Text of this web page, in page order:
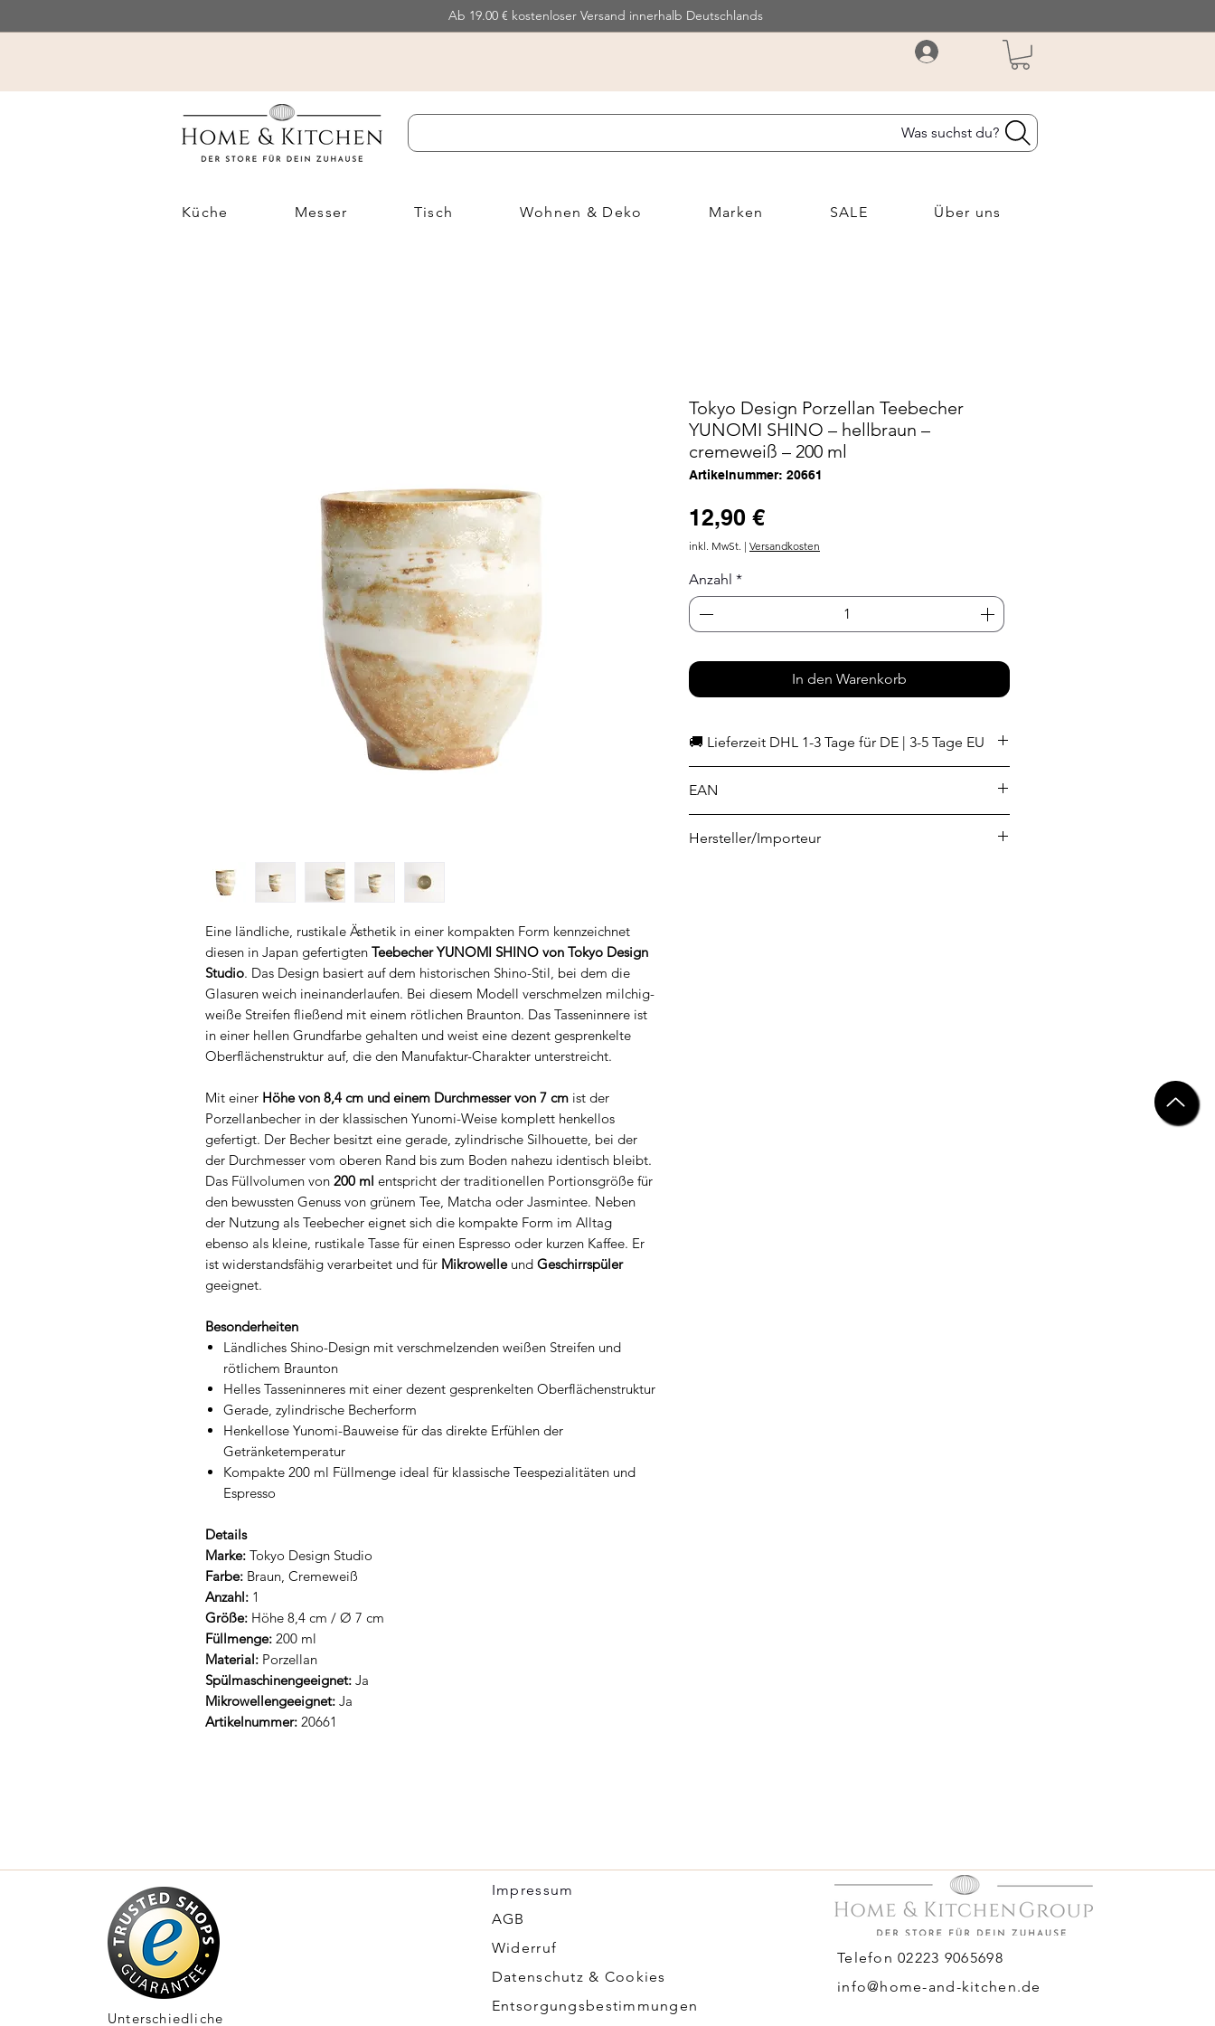
Ab 19.00 € kostenloser Versand innerhalb Deutschlands
Was suchst du?
Küche Messer Tisch Wohnen & Deko Marken SALE Über uns
Eine ländliche, rustikale Ästhetik in einer kompakten Form kennzeichnet
diesen in Japan gefertigten Teebecher YUNOMI SHINO von Tokyo Design
Studio. Das Design basiert auf dem historischen Shino-Stil, bei dem die
Glasuren weich ineinanderlaufen. Bei diesem Modell verschmelzen milchig-
weiße Streifen fließend mit einem rötlichen Braunton. Das Tasseninnere ist
in einer hellen Grundfarbe gehalten und weist eine dezent gesprenkelte
Oberflächenstruktur auf, die den Manufaktur-Charakter unterstreicht.
Mit einer Höhe von 8,4 cm und einem Durchmesser von 7 cm ist der
Porzellanbecher in der klassischen Yunomi-Weise komplett henkellos
gefertigt. Der Becher besitzt eine gerade, zylindrische Silhouette, bei der
der Durchmesser vom oberen Rand bis zum Boden nahezu identisch bleibt.
Das Füllvolumen von 200 ml entspricht der traditionellen Portionsgröße für
den bewussten Genuss von grünem Tee, Matcha oder Jasmintee. Neben
der Nutzung als Teebecher eignet sich die kompakte Form im Alltag
ebenso als kleine, rustikale Tasse für einen Espresso oder kurzen Kaffee. Er
ist widerstandsfähig verarbeitet und für Mikrowelleund Geschirrspüler
geeignet.
Besonderheiten
Ländliches Shino-Design mit verschmelzenden weißen Streifen und
rötlichem Braunton
Helles Tasseninneres mit einer dezent gesprenkelten Oberflächenstruktur
Gerade, zylindrische Becherform
Henkellose Yunomi-Bauweise für das direkte Erfühlen der
Getränketemperatur
Kompakte 200 ml Füllmenge ideal für klassische Teespezialitäten und
Espresso
Details
Marke: Tokyo Design Studio
Farbe: Braun, Cremeweiß
Anzahl: 1
Größe: Höhe 8,4 cm / Ø 7 cm
Füllmenge: 200 ml
Material: Porzellan
Spülmaschinengeeignet: Ja
Mikrowellengeeignet: Ja
Artikelnummer: 20661
Tokyo Design Porzellan Teebecher
YUNOMI SHINO – hellbraun –
cremeweiß – 200 ml
Artikelnummer: 20661
12,90 €Preis
inkl. MwSt. | Versandkosten
Anzahl *
In den Warenkorb
🚚 Lieferzeit DHL 1-3 Tage für DE | 3-5 Tage EU
EAN
Hersteller/Importeur
Unterschiedliche
Impressum
​AGB
Widerruf
Datenschutz & Cookies
Entsorgungsbestimmungen
Telefon 02223 9065698
info@home-and-kitchen.de